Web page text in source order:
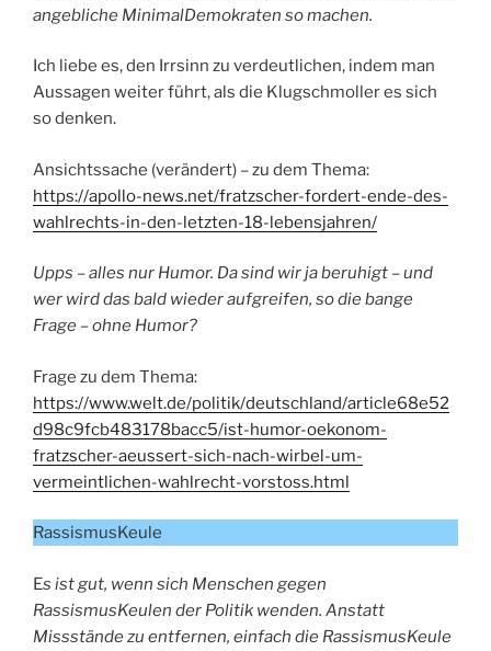
angebliche MinimalDemokraten so machen.
Ich liebe es, den Irrsinn zu verdeutlichen, indem man
Aussagen weiter führt, als die Klugschmoller es sich
so denken.
Ansichtssache (verändert) – zu dem Thema:
https://apollo-news.net/fratzscher-fordert-ende-des-
wahlrechts-in-den-letzten-18-lebensjahren/
Upps – alles nur Humor. Da sind wir ja beruhigt – und
wer wird das bald wieder aufgreifen, so die bange
Frage – ohne Humor?
Frage zu dem Thema:
https://www.welt.de/politik/deutschland/article68e52
d98c9fcb483178bacc5/ist-humor-oekonom-
fratzscher-aeussert-sich-nach-wirbel-um-
vermeintlichen-wahlrecht-vorstoss.html
RassismusKeule
Es ist gut, wenn sich Menschen gegen
RassismusKeulen der Politik wenden. Anstatt
Missstände zu entfernen, einfach die RassismusKeule